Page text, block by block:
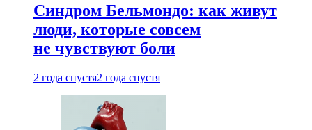
Синдром Бельмондо: как живут
люди, которые совсем
не чувствуют боли
2 года спустя2 года спустя